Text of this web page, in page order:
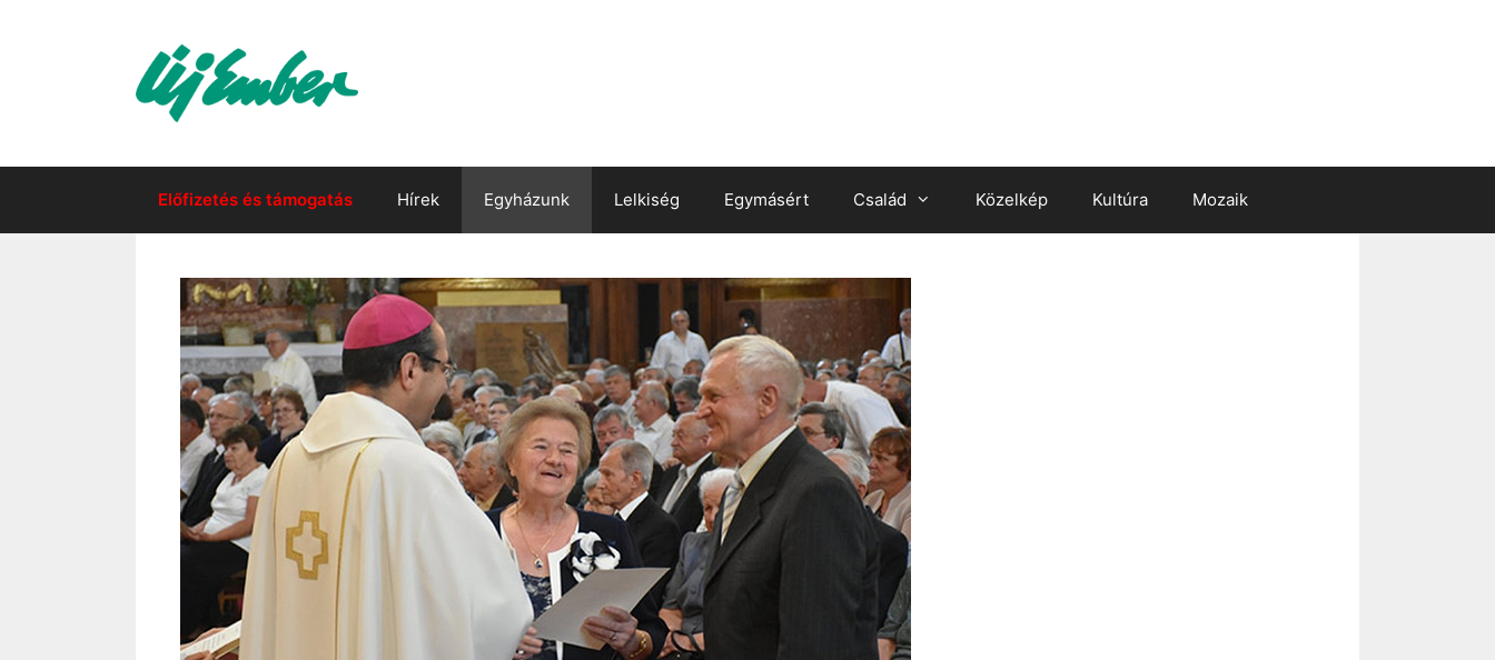
Előfizetés és támogatás Hírek Egyházunk Lelkiség Egymásért Család Közelkép Kultúra Mozaik